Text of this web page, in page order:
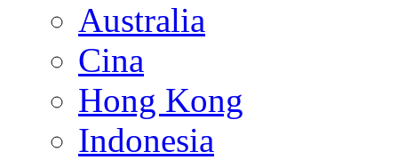
Australia
Cina
Hong Kong
Indonesia